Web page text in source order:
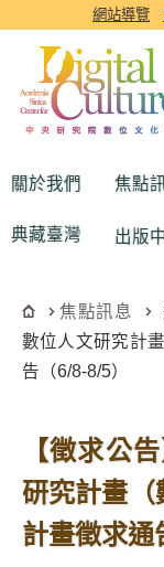
跳到主要內容區塊網站導覽
關於我們 焦點
典藏臺灣 出版
焦點訊息
數位人文研究計
告（6/8-8/5）
【徵求公
研究計畫（
計畫徵求通